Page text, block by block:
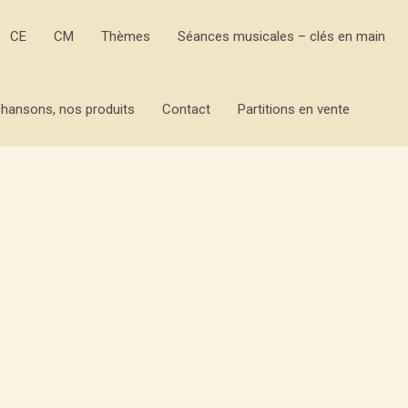
CE CM Thèmes Séances musicales – clés en main
nos produits Contact Partitions en vente